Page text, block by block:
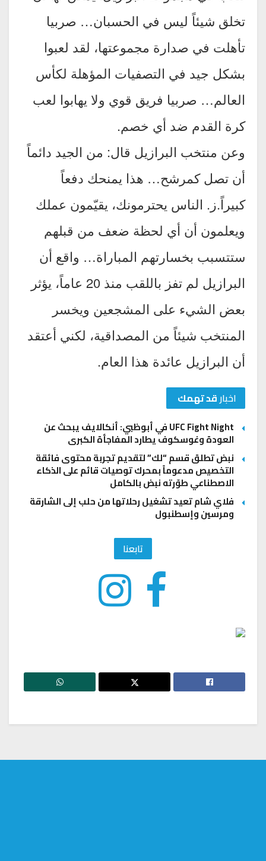
تخلق شيئاً ليس في الحسبان… صربيا
تأهلت في صدارة مجموعتها، لقد لعبوا
بشكل جيد في التصفيات المؤهلة لكأس
العالم… صربيا فريق قوي ولا يهابوا لعب
كرة القدم ضد أي خصم.
وعن منتخب البرازيل قال: من الجيد دائماً
أن تصل كمرشح… هذا يمنحك دفعاً
كبيراً.ز. الناس يحترمونك، يقيّمون عملك
ويعلمون أن أي لحظة ضعف من قبلهم
ستتسبب بخسارتهم المباراة… واقع أن
البرازيل لم تفز باللقب منذ 20 عاماً، يؤثر
بعض الشيء على المشجعين ويخسر
المنتخب شيئاً من المصداقية، لكني أعتقد
أن البرازيل عائدة هذا العام.
اخبارقد تهمك
UFC Fight Night في أبوظبي: أنكالايف يبحث عن
العودة وغوسكوف يطارد المفاجأة الكبرى
نبض تطلق قسم “لك” لتقديم تجربة محتوى فائقة
التخصيص مدعوماً بمحرك توصيات قائم على الذكاء
الاصطناعي طوّرته نبض بالكامل
فلاي شام تعيد تشغيل رحلاتها من حلب إلى الشارقة
ومرسين وإسطنبول
تابعنا